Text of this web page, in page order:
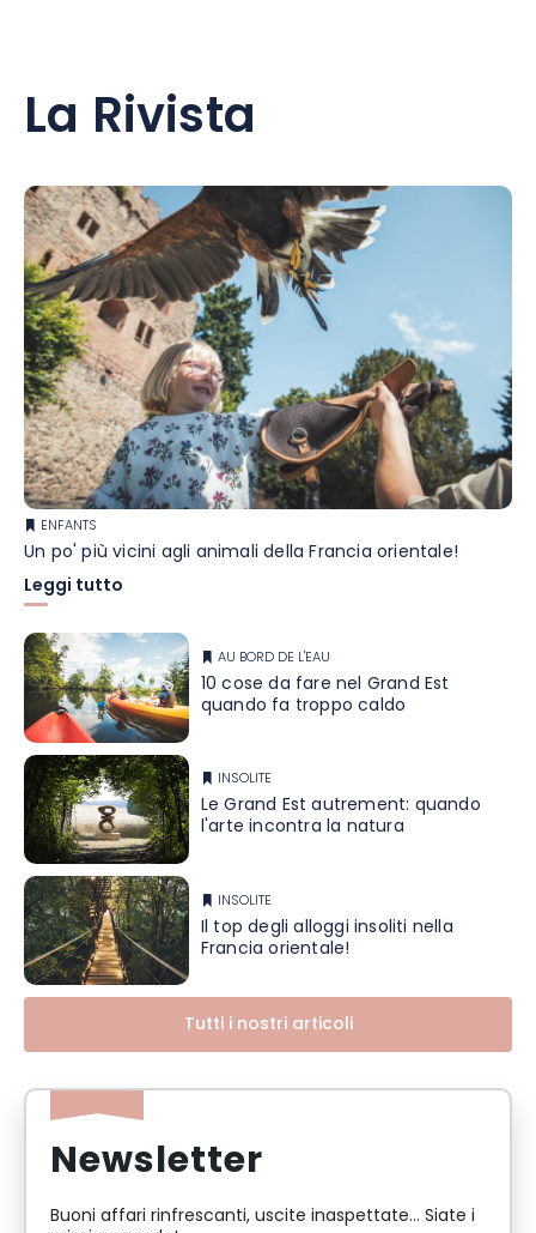
La Rivista
ENFANTS
Un po' più vicini agli animali della Francia orientale!
Leggi tutto
AU BORD DE L'EAU
10 cose da fare nel Grand Est
quando fa troppo caldo
INSOLITE
Le Grand Est autrement: quando
l'arte incontra la natura
INSOLITE
Il top degli alloggi insoliti nella
Francia orientale!
Tutti i nostri articoli
Newsletter
Buoni affari rinfrescanti, uscite inaspettate... Siate i